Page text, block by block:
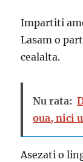
Impartiti
Lasam o
cealalta.
Nu rata:
oua, nici
Asezati o